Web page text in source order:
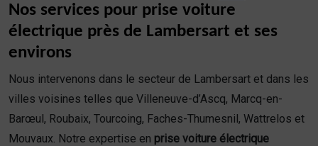
Nos services pour prise voiture
électrique près de Lambersart et ses
environs
Nous intervenons dans le secteur de Lambersart et dans les
villes voisines telles que Villeneuve-d’Ascq, Marcq-en-
Barœul, Roubaix, Tourcoing, Faches-Thumesnil, Wattrelos et
Mouvaux. Notre expertise en prise voiture électrique